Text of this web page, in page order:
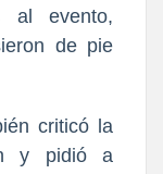
al evento,
de pie
criticó la
y pidió a